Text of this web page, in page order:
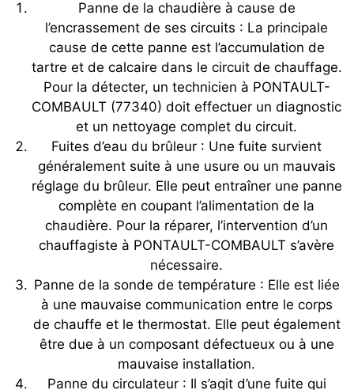
Panne de la chaudière à cause de
l’encrassement de ses circuits : La principale
cause de cette panne est l’accumulation de
tartre et de calcaire dans le circuit de chauffage.
Pour la détecter, un technicien à PONTAULT-
COMBAULT (77340) doit effectuer un diagnostic
et un nettoyage complet du circuit.
Fuites d’eau du brûleur : Une fuite survient
généralement suite à une usure ou un mauvais
réglage du brûleur. Elle peut entraîner une panne
complète en coupant l’alimentation de la
chaudière. Pour la réparer, l’intervention d’un
chauffagiste à PONTAULT-COMBAULT s’avère
nécessaire.
Panne de la sonde de température : Elle est liée
à une mauvaise communication entre le corps
de chauffe et le thermostat. Elle peut également
être due à un composant défectueux ou à une
mauvaise installation.
Panne du circulateur : Il s’agit d’une fuite qui